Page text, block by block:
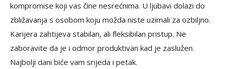
kompromise koji vas čine nesrećnima. U ljubavi dolazi do
zbližavanja s osobom koju možda niste uzimali za ozbiljno.
Karijera zahtijeva stabilan, ali fleksibilan pristup. Ne
zaboravite da je i odmor produktivan kad je zaslužen.
Najbolji dani biće vam srijeda i petak.